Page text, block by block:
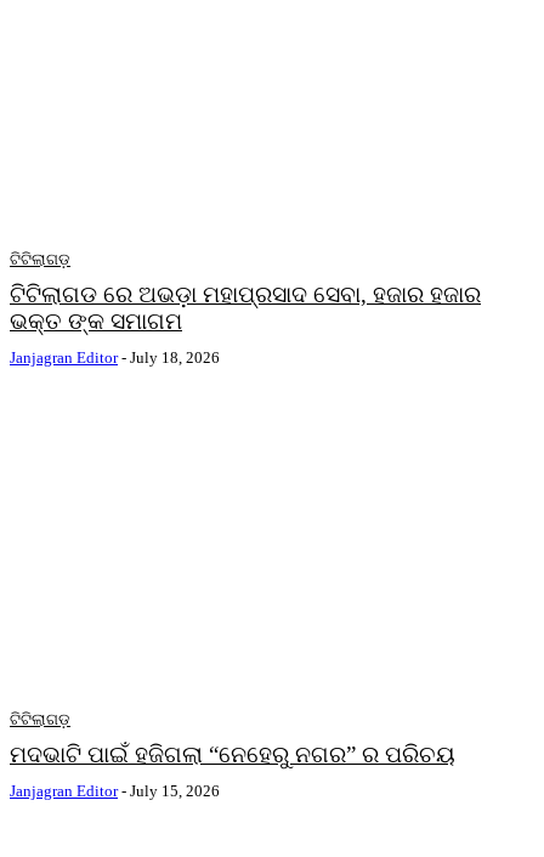
ଟିଟିଲାଗଡ଼
ଟିଟିଲାଗଡ ରେ ଅଭଡ଼ା ମହାପ୍ରସାଦ ସେବା, ହଜାର ହଜାର
ଭକ୍ତ ଙ୍କ ସମାଗମ
Janjagran Editor - July 18, 2026
ଟିଟିଲାଗଡ଼
ମଦଭାଟି ପାଇଁ ହଜିଗଲା “ନେହେରୁ ନଗର” ର ପରିଚୟ
Janjagran Editor - July 15, 2026